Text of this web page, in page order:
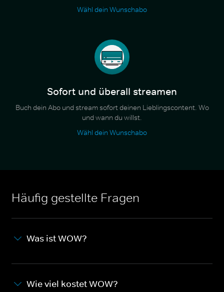
Wähl dein Wunschabo
Sofort und überall streamen
Buch dein Abo und stream sofort deinen Lieblingscontent. Wo
und wann du willst.
Wähl dein Wunschabo
Häufig gestellte Fragen
Was ist WOW?
Wie viel kostet WOW?